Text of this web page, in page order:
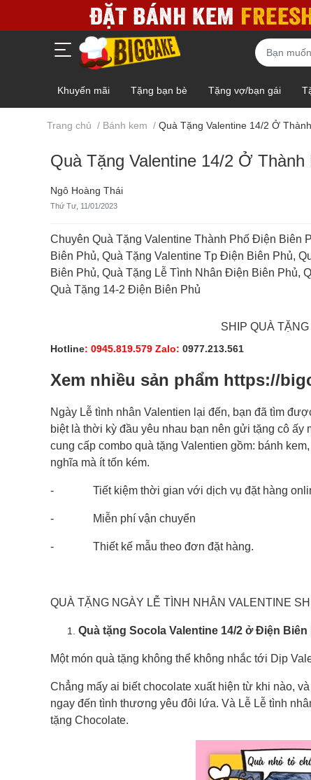
Khuyến mãi Tặng bạn bè Tặng vợ/bạn gái
Gấu bông - Socola - Giỏ trái cây Mẫu HOT - Giảm giá
Trang chủ / Bánh kem / Quà Tặng Valentine 14/2 Ở
Quà Tặng Valentine 14/2 Ở
Ngô Hoàng Thái
Thứ Tư, 11/01/2023
Chuyên Quà Tặng Valentine Thành Phố Điện Biên
Biên Phủ, Quà Tặng Valentine Tp Điện Biên Phủ,
Biên Phủ, Quà Tặng Lễ Tình Nhân Điện Biên Phủ,
Quà Tặng 14-2 Điện Biên Phủ
SHIP QUÀ
Hotline: 0945.819.579 Zalo: 0977.213.561
Xem nhiều sản phẩm https://
Ngày Lễ tình nhân Valentien lại đến, bạn đã tìm
biệt là thời kỳ đầu yêu nhau bạn nên gửi tặng cô
cung cấp combo quà tặng Valentien gồm: bánh
nghĩa mà ít tốn kém.
- Tiết kiệm thời gian với dịch vụ đặt hàng
- Miễn phí vận chuyển
- Thiết kế mẫu theo đơn đặt hàng.
QUÀ TẶNG NGÀY LỄ TÌNH NHÂN VALENTINE
Quà tặng Socola Valentine 14/2 ở Điện Biên
Một món quà tặng không thể không nhắc tới Dịp
Chẳng mấy ai biết chocolate xuất hiện từ khi nào,
ngay đến tình thương yêu đôi lứa. Và Lễ Lễ tình
tặng Chocolate.